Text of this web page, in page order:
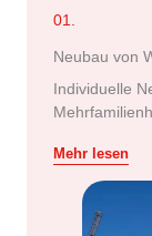
01.
Neubau von
Individuelle
Mehr lesen